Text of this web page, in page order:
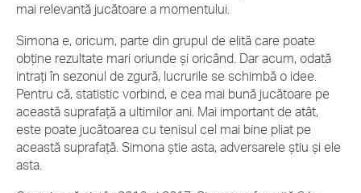
mai relevantă jucătoare a momentului.
Simona e, oricum, parte din grupul de elită care poate
obține rezultate mari oriunde și oricând. Dar acum, odată
intrați în sezonul de zgură, lucrurile se schimbă o idee.
Pentru că, statistic vorbind, e cea mai bună jucătoare pe
această suprafață a ultimilor ani. Mai important de atât,
este poate jucătoarea cu tenisul cel mai bine pliat pe
această suprafață. Simona știe asta, adversarele știu și ele
asta.